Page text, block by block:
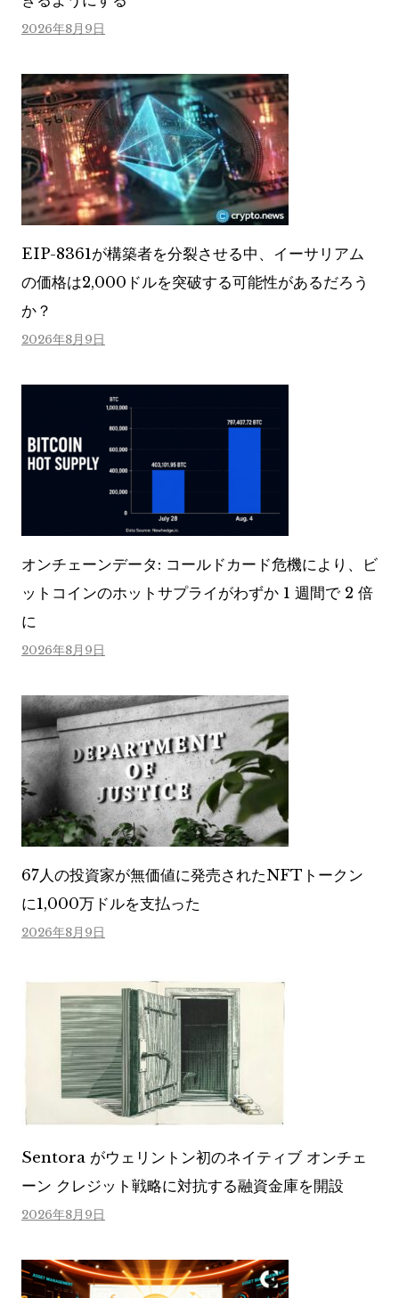
2026年8月9日
EIP-8361が構築者を分裂させる中、イーサリアム
の価格は2,000ドルを突破する可能性があるだろう
か？
2026年8月9日
オンチェーンデータ: コールドカード危機により、ビ
ットコインのホットサプライがわずか 1 週間で 2 倍
に
2026年8月9日
67人の投資家が無価値に発売されたNFTトークン
に1,000万ドルを支払った
2026年8月9日
Sentora がウェリントン初のネイティブ オンチェ
ーン クレジット戦略に対抗する融資金庫を開設
2026年8月9日